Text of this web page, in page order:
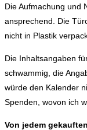
Die Aufmachung und
ansprechend. Die
nicht in Plastik
Die Inhaltsangaben
schwammig, die
würde den Kalender
Spenden, wovon ich
Von jedem